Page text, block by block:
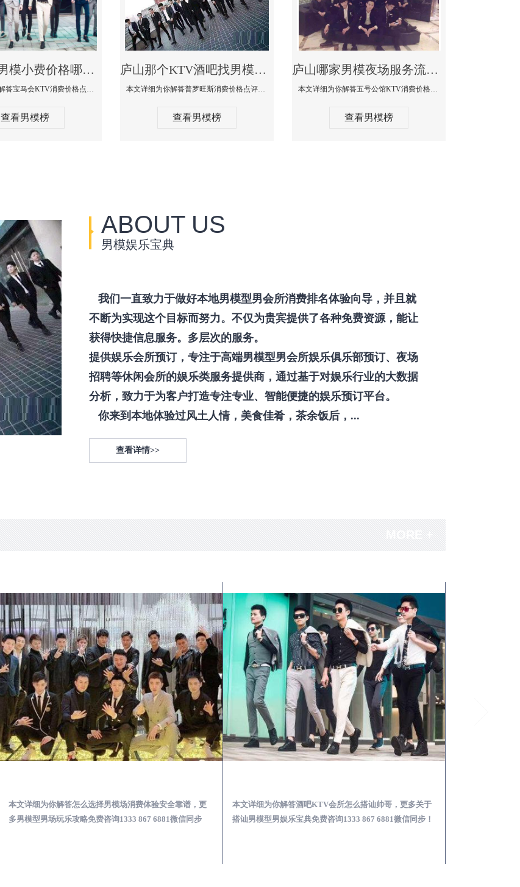
庐山KTV男模小费价格哪家便宜-宝马会KTV消费口碑点评
本文详细为你解答宝马会KTV消费价格点评，更多关于KTV男模小费价格哪家便宜免费咨询1333 867 6881微信同步！
查看男模榜
庐山那个KTV酒吧找男模帅哥男妓多-普罗旺斯KTV真实口碑点评
本文详细为你解答普罗旺斯消费价格点评，更多关于那个KTV酒吧找男模帅哥最多免费咨询1333 867 6881微信同步！
查看男模榜
庐山哪家男模夜场服务流程全面-五号公馆KTV消费价格点评
本文详细为你解答五号公馆KTV消费价格，更多关于哪家男模夜场服务流程全面免费咨询1333 867 6881微信同步！
查看男模榜
ABOUT US
男模娱乐宝典
我们一直致力于做好本地男模型男会所消费排名体验向导，并且就
不断为实现这个目标而努力。不仅为贵宾提供了各种免费资源，能让
获得快捷信息服务。多层次的服务。
提供娱乐会所预订，专注于高端男模型男会所娱乐俱乐部预订、夜场
招聘等休闲会所的娱乐类服务提供商，通过基于对娱乐行业的大数据
分析，致力于为客户打造专注专业、智能便捷的娱乐预订平台。
你来到本地体验过风土人情，美食佳肴，茶余饭后，...
查看详情>>
本文详细为你解答怎么选择男模场消费体验安全靠谱，更
多男模型男场玩乐攻略免费咨询1333 867 6881微信同步
本文详细为你解答酒吧KTV会所怎么搭讪帅哥，更多关于
搭讪男模型男娱乐宝典免费咨询1333 867 6881微信同步！